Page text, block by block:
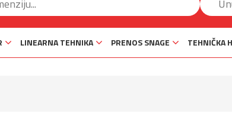
LINEARNA TEHNIKA PRENOS SNAGE TEHNIČKA